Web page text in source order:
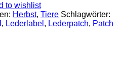
to wishlist
Herbst, Tiere Schlagwörter:
, Lederlabel , Lederpatch, Patch